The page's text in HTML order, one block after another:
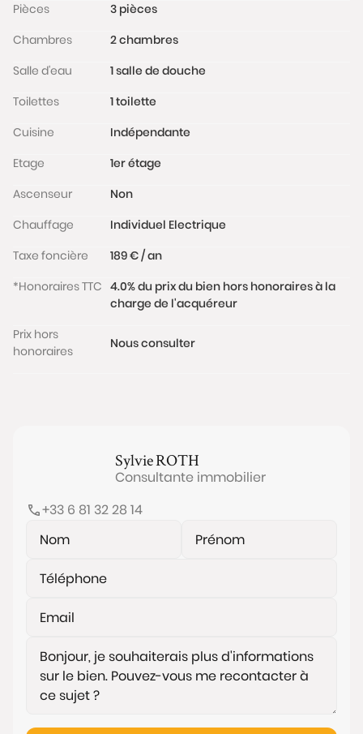
un charmant 3 P bien agencé avec rangements et
petit dressing, bien situé, dans un joli petit immeuble
Possibilité de le transformer en 2 P simplement.
exposé sont disponibles sur le site
www.georisques.gouv.fr
Pièces
3 pièces
Chambres
2 chambres
Salle d'eau
1 salle de douche
Toilettes
1 toilette
Cuisine
Indépendante
Etage
1er étage
Ascenseur
Non
Chauffage
Individuel Electrique
Taxe foncière
189 € / an
*Honoraires TTC 4.0% du prix du bien hors honoraires à la
charge de l'acquéreur
Prix hors
honoraires
Nous consulter
SylvieROTH
Consultante immobilier
+33 6 81 32 28 14